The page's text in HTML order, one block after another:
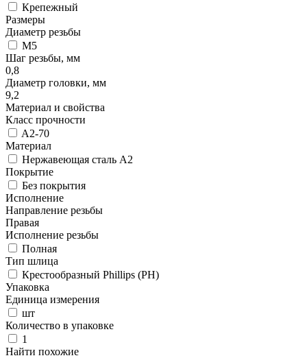
Крепежный
Размеры
Диаметр резьбы
М5
Шаг резьбы, мм
0,8
Диаметр головки, мм
9,2
Материал и свойства
Класс прочности
A2-70
Материал
Нержавеющая сталь A2
Покрытие
Без покрытия
Исполнение
Направление резьбы
Правая
Исполнение резьбы
Полная
Тип шлица
Крестообразный Phillips (PH)
Упаковка
Единица измерения
шт
Количество в упаковке
1
Найти похожие